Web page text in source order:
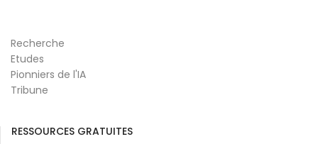
Recherche
Etudes
Pionniers de l'IA
Tribune
RESSOURCES GRATUITES